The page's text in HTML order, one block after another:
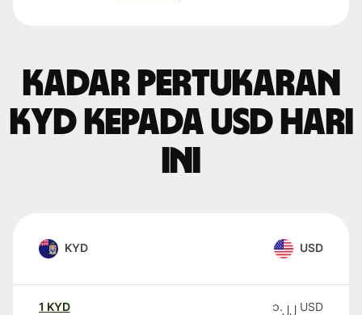
Kadar pertukaran
KYD kepada USD hari
ini
KYD USD
1 KYD ၁.၂၂ USD